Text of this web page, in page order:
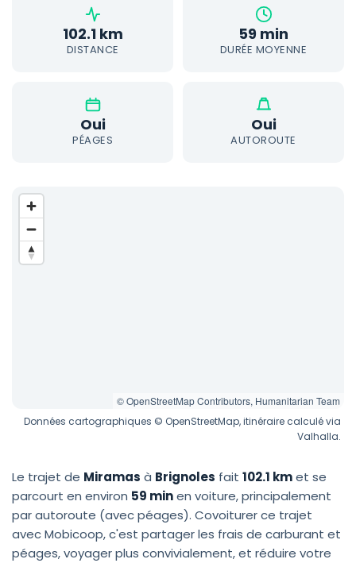
102.1 km
DISTANCE
59 min
DURÉE MOYENNE
Oui
PÉAGES
Oui
AUTOROUTE
© OpenStreetMap Contributors, Humanitarian Team
Données cartographiques © OpenStreetMap, itinéraire calculé via
Valhalla.
Le trajet de Miramas à Brignoles fait 102.1 kmet se
parcourt en environ 59 minen voiture, principalement
par autoroute (avec péages). Covoiturer ce trajet
avec Mobicoop, c'est partager les frais de carburant et
péages, voyager plus convivialement, et réduire votre